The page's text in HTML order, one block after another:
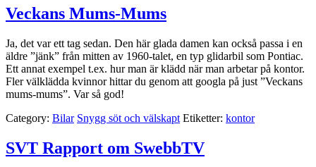
Veckans Mums-Mums
Ja, det var ett tag sedan. Den här glada damen kan också passa i en
äldre ”jänk” från mitten av 1960-talet, en typ glidarbil som Pontiac.
Ett annat exempel t.ex. hur man är klädd när man arbetar på kontor.
Fler välklädda kvinnor hittar du genom att googla på just ”Veckans
mums-mums”. Var så god!
Category: Bilar Snygg söt och välskapt Etiketter: kontor
SVT Rapport om SwebbTV